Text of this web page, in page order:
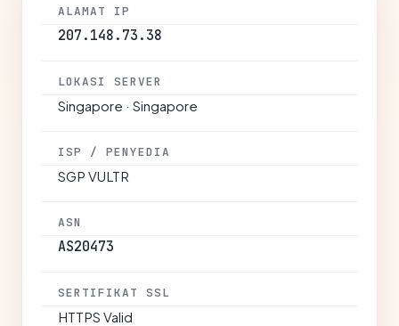
ALAMAT IP
207.148.73.38
LOKASI SERVER
Singapore · Singapore
ISP / PENYEDIA
SGP VULTR
ASN
AS20473
SERTIFIKAT SSL
HTTPS Valid